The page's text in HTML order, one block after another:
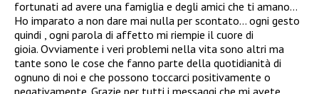
fortunati ad avere una famiglia e degli amici che ti amano…
Ho imparato a non dare mai nulla per scontato… ogni gesto
quindi , ogni parola di affetto mi riempie il cuore di
gioia. Ovviamente i veri problemi nella vita sono altri ma
tante sono le cose che fanno parte della quotidianità di
ognuno di noi e che possono toccarci positivamente o
negativamente. Grazie per tutti i messaggi che mi avete